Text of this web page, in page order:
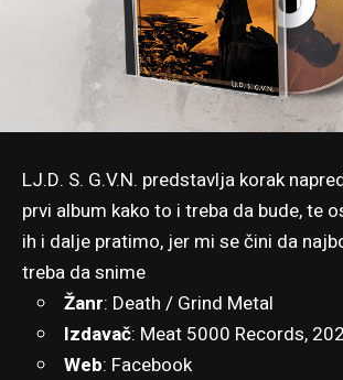
LJ​.​D​. ​S​. ​G​.​V​.​N. predstavlja korak
prvi album kako to i treba da bude, te
ih i dalje pratimo, jer mi se čini da
treba da snime
Žanr: Death / Grind Metal
Izdavač: Meat 5000 Records,
Web: Facebook